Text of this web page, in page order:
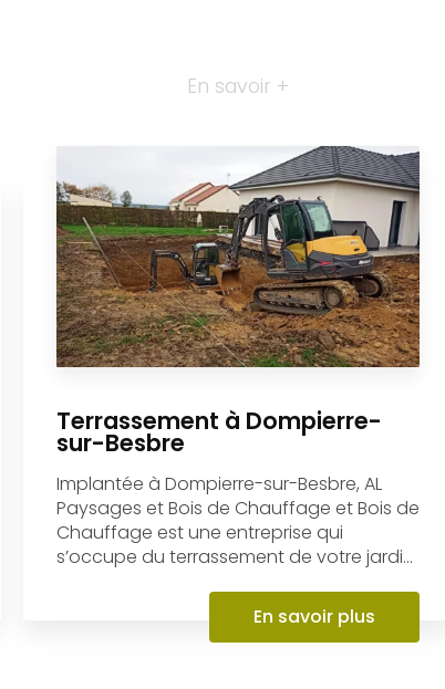
En savoir +
Terrassement à Dompierre-
sur-Besbre
Implantée à Dompierre-sur-Besbre, AL
Paysages et Bois de Chauffage et Bois de
Chauffage est une entreprise qui
s’occupe du terrassement de votre jardi...
En savoir plus